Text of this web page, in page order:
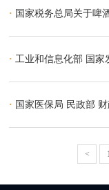
· 国家税务总局关于啤
· 工业和信息化部 国家发展改革委 财政部 税务总局关于
· 国家医保局 民政部 财政部 人力资源社会保障部 农业农村部 国家卫生
<